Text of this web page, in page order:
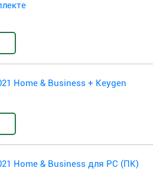
Home & Business + Keygen
Home & Business для PC (ПК)